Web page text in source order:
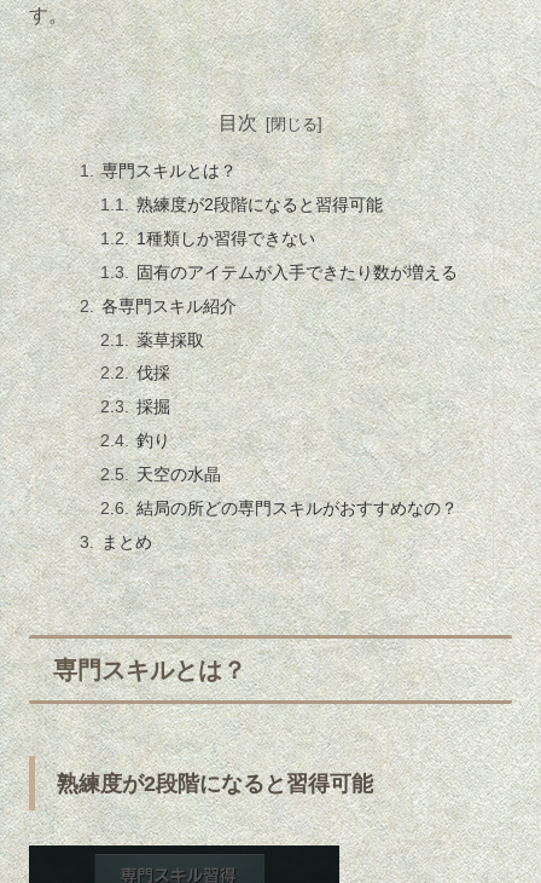
す。
目次
専門スキルとは？
熟練度が2段階になると習得可能
1種類しか習得できない
固有のアイテムが入手できたり数が増える
各専門スキル紹介
薬草採取
伐採
採掘
釣り
天空の水晶
結局の所どの専門スキルがおすすめなの？
まとめ
専門スキルとは？
熟練度が2段階になると習得可能